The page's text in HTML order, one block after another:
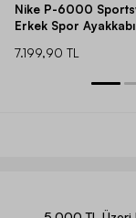
Nike P-6000
Erkek Spor Ayakkabı
7.199,90 TL